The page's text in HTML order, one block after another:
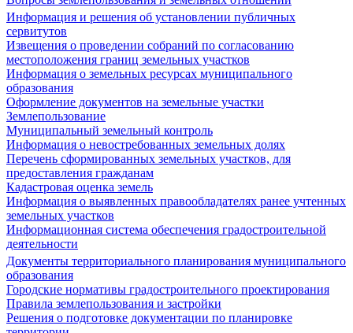
Информация и решения об установлении публичных
сервитутов
Извещения о проведении собраний по согласованию
местоположения границ земельных участков
Информация о земельных ресурсах муниципального
образования
Оформление документов на земельные участки
Землепользование
Муниципальный земельный контроль
Информация о невостребованных земельных долях
Перечень сформированных земельных участков, для
предоставления гражданам
Кадастровая оценка земель
Информация о выявленных правообладателях ранее учтенных
земельных участков
Информационная система обеспечения градостроительной
деятельности
Документы территориального планирования муниципального
образования
Городские нормативы градостроительного проектирования
Правила землепользования и застройки
Решения о подготовке документации по планировке